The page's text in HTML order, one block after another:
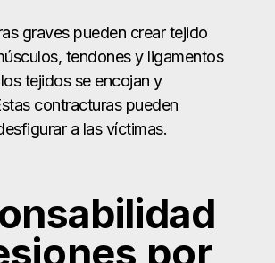
por
puede ser responsable de las
Algunos ejemplos son: